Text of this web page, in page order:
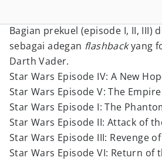
Bagian prekuel (episode I, II, III)
sebagai adegan flashbackyang
Darth Vader.
Star Wars Episode IV: A New
Star Wars Episode V: The
Star Wars Episode I: The
Star Wars Episode II: Attack of
Star Wars Episode III: Revenge
Star Wars Episode VI: Return of